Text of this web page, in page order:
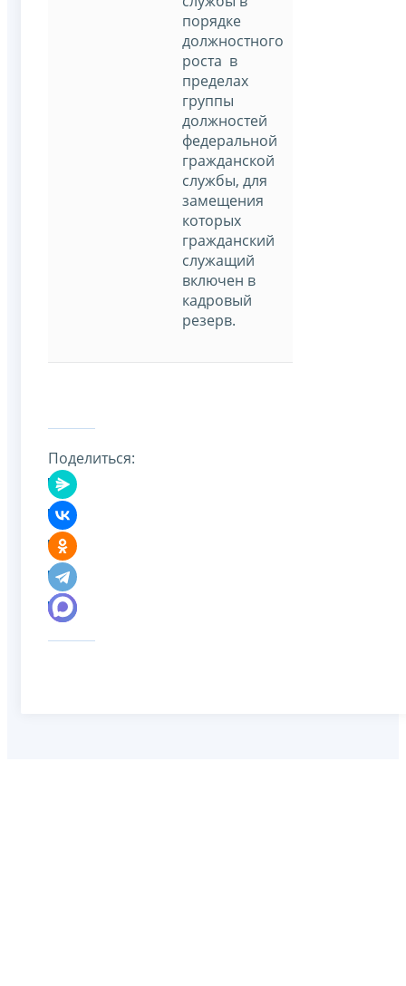
порядке
должностного
роста в
пределах
группы
должностей
федеральной
гражданской
службы, для
замещения
которых
гражданский
служащий
включен в
кадровый
резерв.
Поделиться: